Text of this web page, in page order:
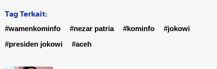
Tag Terkait:
#wamenkominfo #nezar patria #kominfo
#jokowi
#presiden jokowi
#aceh